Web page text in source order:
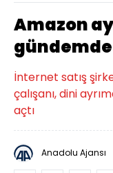
Amazon
gündemde
İnternet satış
çalışanı, dini
açtı
Anadolu Ajansı